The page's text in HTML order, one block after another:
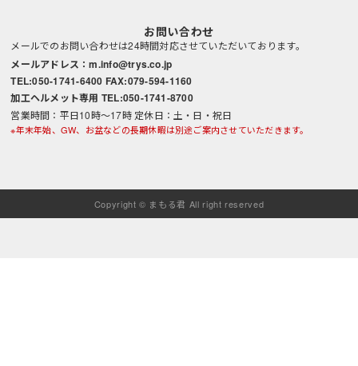
お問い合わせ
メールでのお問い合わせは24時間対応させていただいております。
メールアドレス：m.info@trys.co.jp
TEL:050-1741-6400 FAX:079-594-1160
加工ヘルメット専用 TEL:050-1741-8700
営業時間：平日10時～17時 定休日：土・日・祝日
※年末年始、GW、お盆などの長期休暇は別途ご案内させていただきます。
Copyright © まもる君 All right reserved